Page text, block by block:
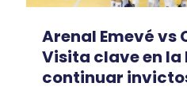
Arenal Emevé vs
Visita clave en la
continuar